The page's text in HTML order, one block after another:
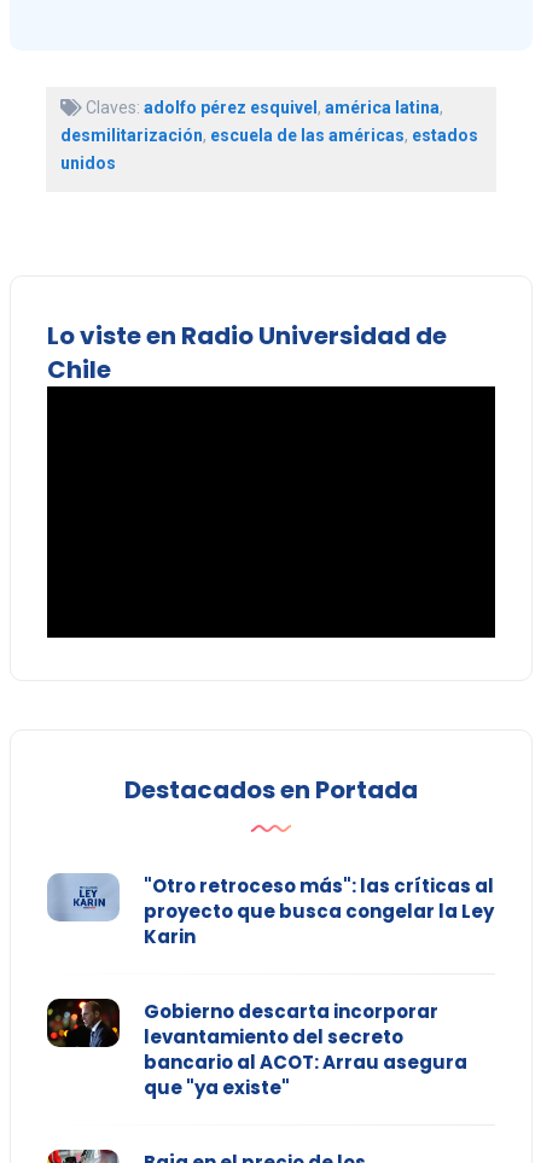
Claves: adolfo pérez esquivel, américa latina,
desmilitarización, escuela de las américas, estados
unidos
Lo viste en Radio Universidad de
Chile
Destacados en Portada
"Otro retroceso más": las críticas al
proyecto que busca congelar la Ley
Karin
Gobierno descarta incorporar
levantamiento del secreto
bancario al ACOT: Arrau asegura
que "ya existe"